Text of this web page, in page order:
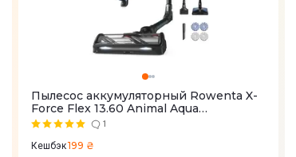
Пылесос аккумуляторный Rowenta X-
Force Flex 13.60 Animal Aqua
RH9AD1WO 1
Кешбэк199 ₴